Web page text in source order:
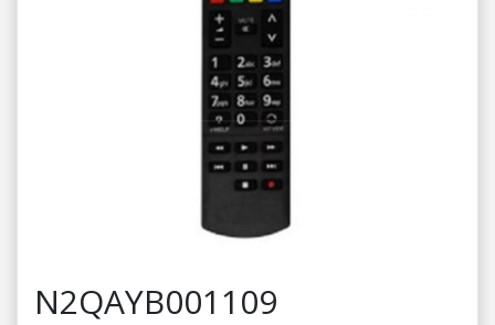
N2QAYB001109